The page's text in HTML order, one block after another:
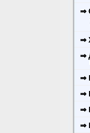
⇒
⇒
⇒
⇒
⇒
⇒
⇒